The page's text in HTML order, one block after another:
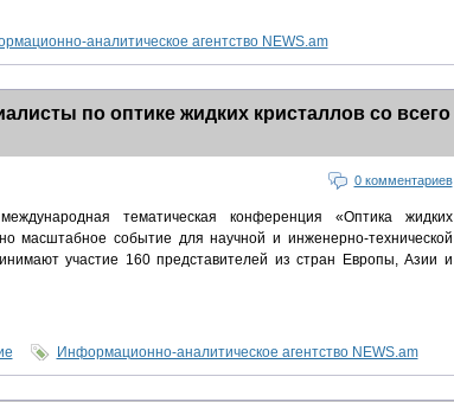
аналитическое агентство NEWS.am
по оптике жидких кристаллов со всего
0 комментариев
тематическая конференция «Оптика жидких
масштабное событие для научной и инженерно-технической
участие 160 представителей из стран Европы, Азии и
Информационно-аналитическое агентство NEWS.am